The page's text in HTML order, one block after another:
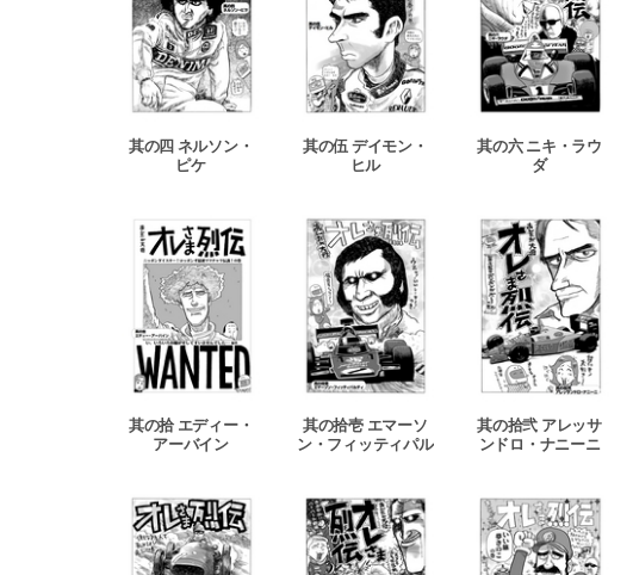
其の四 ネルソン・
ピケ
其の伍 デイモン・
ヒル
其の六 ニキ・ラウ
ダ
其の拾 エディー・
アーバイン
其の拾壱 エマーソ
ン・フィッティパル
其の拾弐 アレッサ
ンドロ・ナニーニ